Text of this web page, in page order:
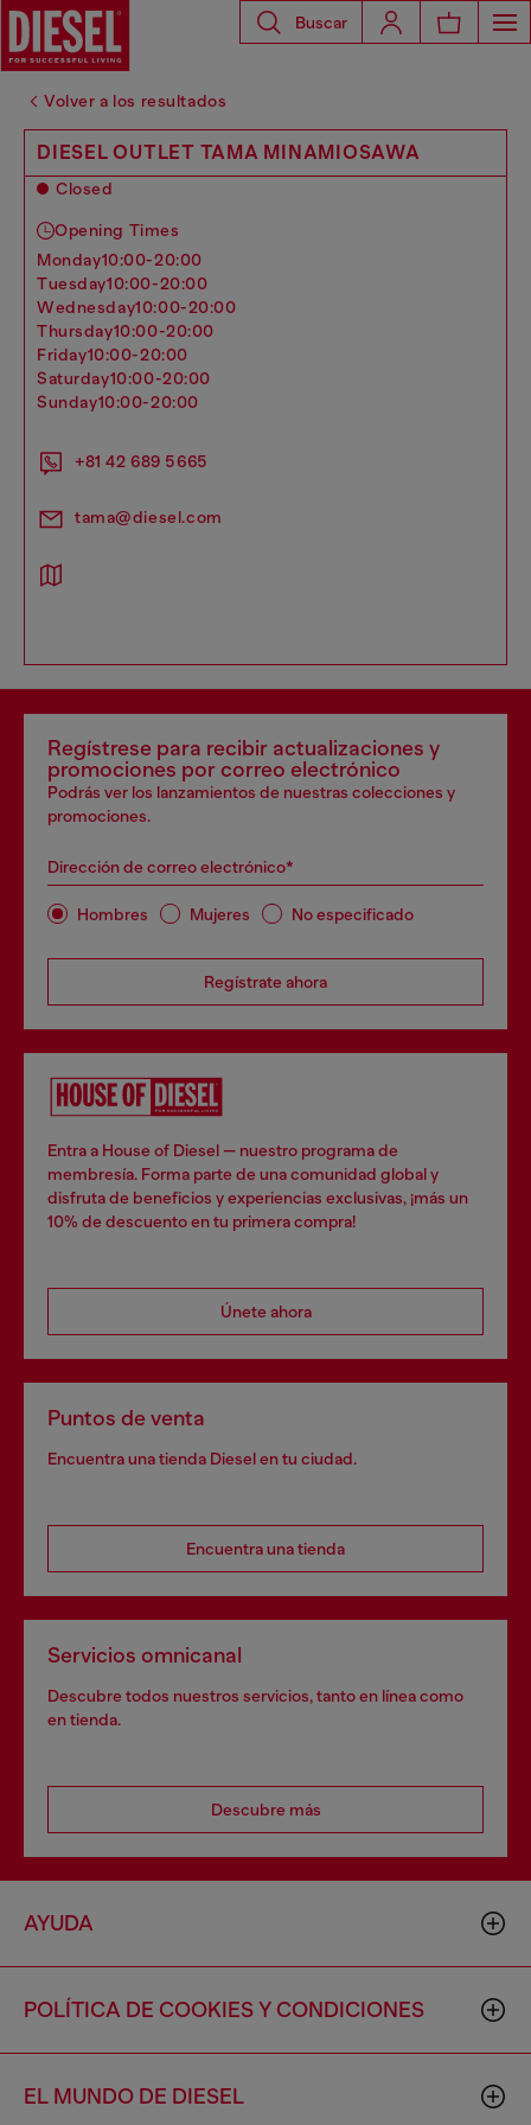
Buscar
Volver a los resultados
DIESEL OUTLET TAMA MINAMIOSAWA
Closed
Opening Times
monday10:00-20:00
tuesday10:00-20:00
wednesday10:00-20:00
thursday10:00-20:00
friday10:00-20:00
saturday10:00-20:00
sunday10:00-20:00
+81 42 689 5665
tama@diesel.com
Regístrese para recibir actualizaciones y
promociones por correo electrónico
Podrás ver los lanzamientos de nuestras colecciones y
promociones.
Dirección de correo electrónico*
Hombres Mujeres No especificado
Regístrate ahora
Entra a House of Diesel — nuestro programa de
membresía. Forma parte de una comunidad global y
disfruta de beneficios y experiencias exclusivas, ¡más un
10% de descuento en tu primera compra!
Únete ahora
Puntos de venta
Encuentra una tienda Diesel en tu ciudad.
Encuentra una tienda
Servicios omnicanal
Descubre todos nuestros servicios, tanto en línea como
en tienda.
Descubre más
AYUDA
POLÍTICA DE COOKIES Y CONDICIONES
EL MUNDO DE DIESEL